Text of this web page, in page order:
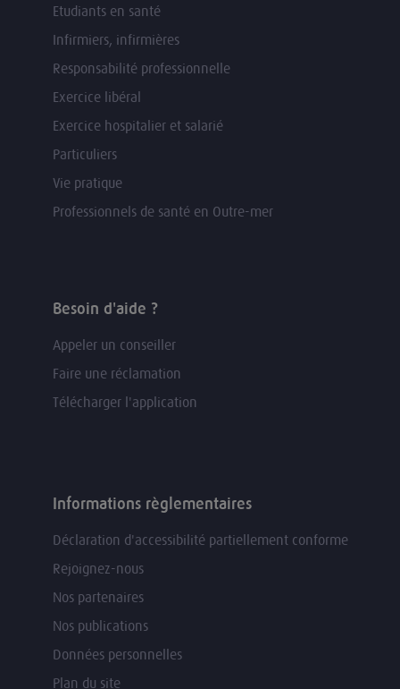
Etudiants en santé
Infirmiers, infirmières
Responsabilité professionnelle
Exercice libéral
Exercice hospitalier et salarié
Particuliers
Vie pratique
Professionnels de santé en Outre-mer
Besoin d'aide ?
Appeler un conseiller
Faire une réclamation
Télécharger l'application
Informations règlementaires
Déclaration d'accessibilité partiellement conforme
Rejoignez-nous
Nos partenaires
Nos publications
Données personnelles
Plan du site